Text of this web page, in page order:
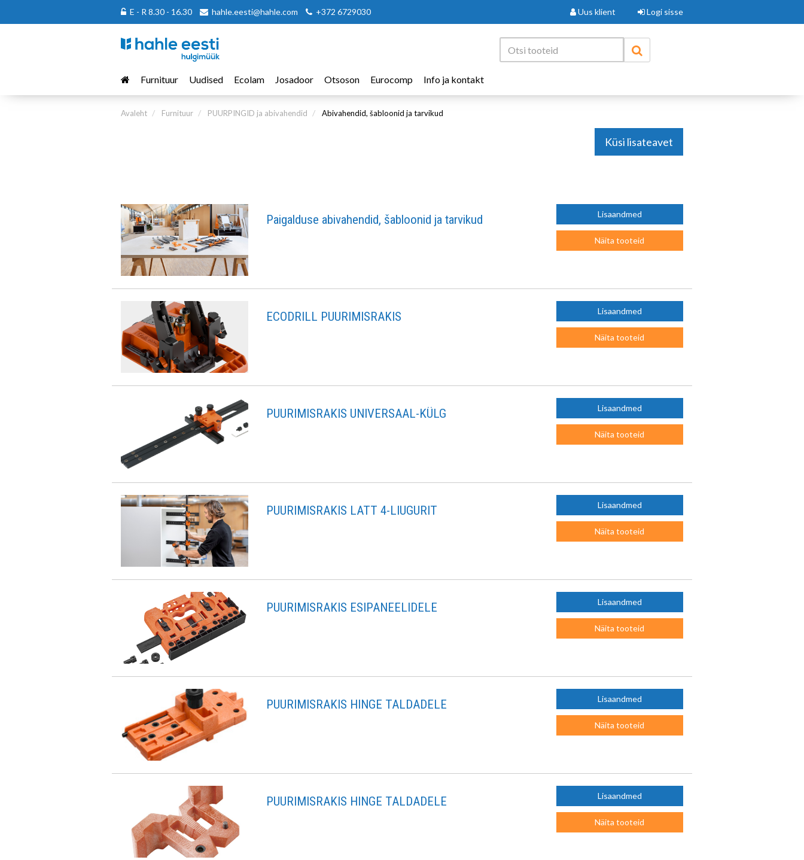
E - R 8.30 - 16.30 hahle.eesti@hahle.com +372 6729030 Uus klient Logi sisse
Furnituur Uudised Ecolam Josadoor Otsoson Eurocomp Info ja kontakt
Avaleht Furnituur PUURPINGID ja abivahendid Abivahendid, šabloonid ja tarvikud
Küsi lisateavet
Paigalduse abivahendid, šabloonid ja tarvikud Lisaandmed
Näita tooteid
ECODRILL PUURIMISRAKIS Lisaandmed
Näita tooteid
PUURIMISRAKIS UNIVERSAAL-KÜLG Lisaandmed
Näita tooteid
PUURIMISRAKIS LATT 4-LIUGURIT Lisaandmed
Näita tooteid
PUURIMISRAKIS ESIPANEELIDELE Lisaandmed
Näita tooteid
PUURIMISRAKIS HINGE TALDADELE Lisaandmed
Näita tooteid
PUURIMISRAKIS HINGE TALDADELE Lisaandmed
Näita tooteid